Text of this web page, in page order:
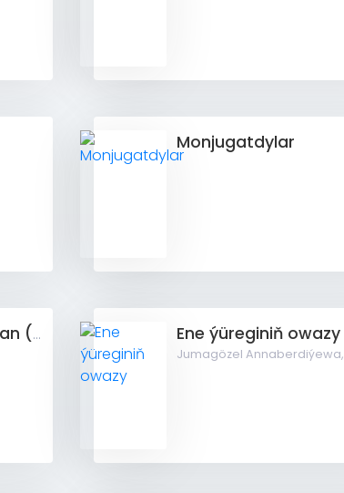
Monjugatdylar
Men ölmekden gorkýan (Goşgular ýygyndysy) Ene ýüreginiň owazy
Jumagözel Annaberdiýewa,